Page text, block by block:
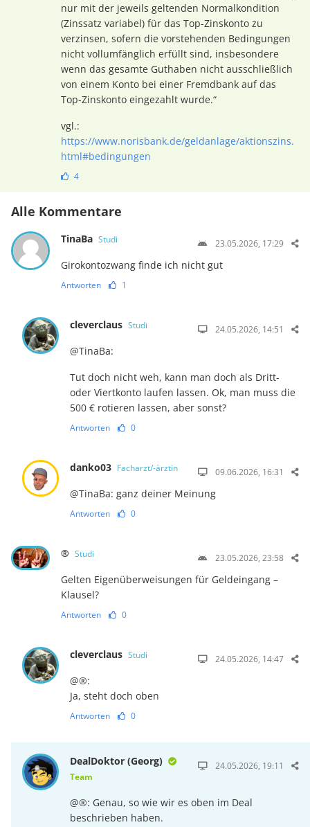
nur mit der jeweils geltenden Normalkondition
(Zinssatz variabel) für das Top-Zinskonto zu
verzinsen, sofern die vorstehenden Bedingungen
nicht vollumfänglich erfüllt sind, insbesondere
wenn das gesamte Guthaben nicht ausschließlich
von einem Konto bei einer Fremdbank auf das
Top-Zinskonto eingezahlt wurde.“
vgl.:
https://www.norisbank.de/geldanlage/aktionszins.
html#bedingungen
4
Alle Kommentare
TinaBa Studi 23.05.2026, 17:29
Girokontozwang finde ich nicht gut
Antworten 1
cleverclaus Studi 24.05.2026, 14:51
@TinaBa:
Tut doch nicht weh, kann man doch als Dritt-
oder Viertkonto laufen lassen. Ok, man muss die
500 € rotieren lassen, aber sonst?
Antworten 0
danko03 Facharzt/-ärztin 09.06.2026, 16:31
@TinaBa: ganz deiner Meinung
Antworten 0
® Studi 23.05.2026, 23:58
Gelten Eigenüberweisungen für Geldeingang –
Klausel?
Antworten 0
cleverclaus Studi 24.05.2026, 14:47
@®:
Ja, steht doch oben
Antworten 0
DealDoktor (Georg)
Team
24.05.2026, 19:11
@®: Genau, so wie wir es oben im Deal
beschrieben haben.